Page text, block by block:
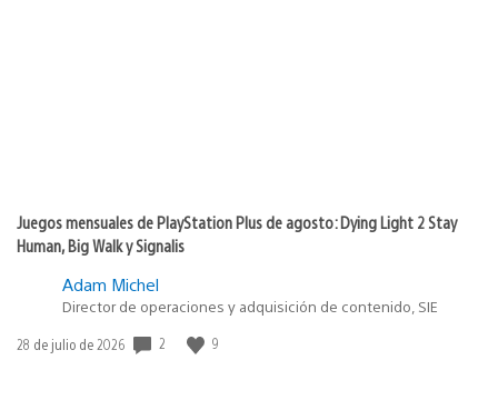
Juegos mensuales de PlayStation Plus de agosto: Dying Light 2 Stay
Human, Big Walk y Signalis
Adam Michel
Director de operaciones y adquisición de contenido, SIE
Fecha
28 de julio de 2026 2 9